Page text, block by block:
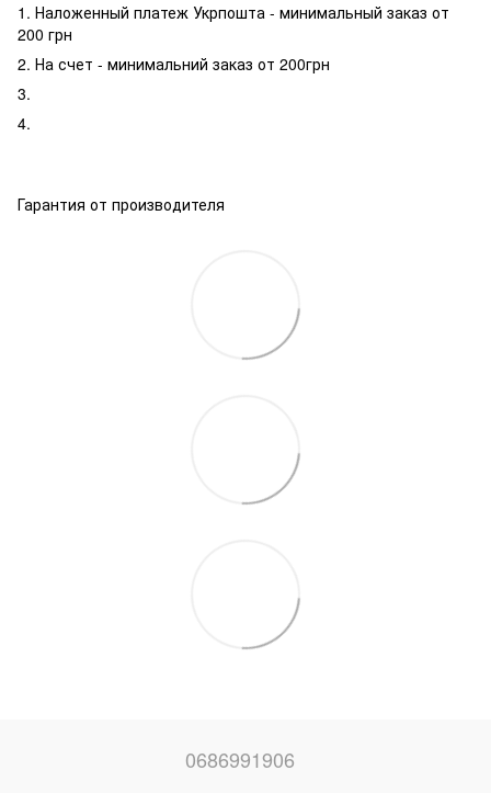
1. Наложенный платеж Укрпошта - минимальный заказ от
200 грн
2. На счет - минимальний заказ от 200грн
3.
4.
Гарантия от производителя
0686991906